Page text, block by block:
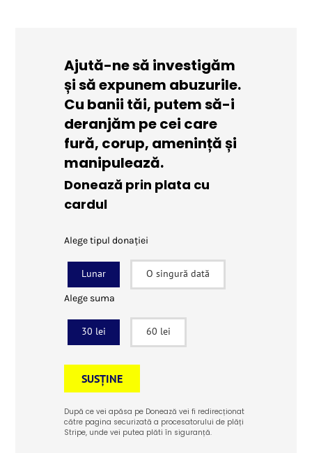
Ajută-ne să investigăm
și să expunem abuzurile.
Cu banii tăi, putem să-i
deranjăm pe cei care
fură, corup, amenință și
manipulează.
Donează prin plata cu
cardul
Alege tipul donației
Lunar O singură dată
Alege suma
30 lei 60 lei
SUSȚINE
După ce vei apăsa pe Donează vei fi redirecționat
către pagina securizată a procesatorului de plăți
Stripe, unde vei putea plăti în siguranță.